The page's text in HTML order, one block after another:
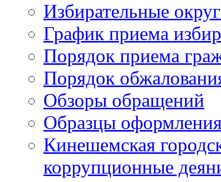
Избирательные
График приема
Порядок приема
Порядок
Обзоры обращений
Образцы
Кинешемская
коррупционные